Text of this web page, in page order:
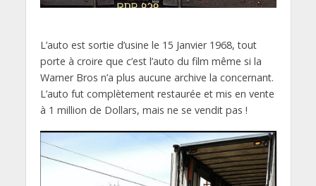
L’auto est sortie d’usine le 15 Janvier 1968, tout
porte à croire que c’est l’auto du film même si la
Warner Bros n’a plus aucune archive la concernant.
L’auto fut complètement restaurée et mis en vente
à 1 million de Dollars, mais ne se vendit pas !